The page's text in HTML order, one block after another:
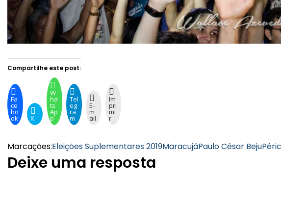
Compartilhe este post:
Fa
ce
bo
ok X
W
ha
ts
Ap
p
Tel
eg
ra
m
E-
m
ail
Im
pri
mi
r
Marcações:Eleições Suplementares 2019MaracujáPaulo César Beju
Deixe uma resposta